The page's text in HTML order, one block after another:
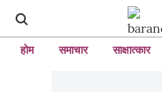
होम समाचार साक्षात्कार